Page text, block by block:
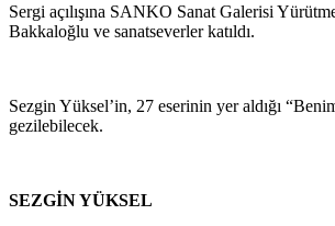
Sergi açılışına SANKO Sanat Galerisi
Bakkaloğlu ve sanatseverler katıldı.
Sezgin Yüksel’in, 27 eserinin yer aldığı
gezilebilecek.
SEZGİN YÜKSEL